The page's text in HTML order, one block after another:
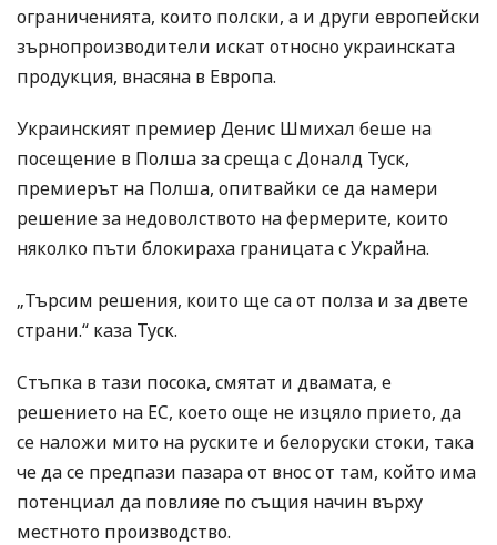
ограниченията, които полски, а и други европейски
зърнопроизводители искат относно украинската
продукция, внасяна в Европа.
Украинският премиер Денис Шмихал беше на
посещение в Полша за среща с Доналд Туск,
премиерът на Полша, опитвайки се да намери
решение за недоволството на фермерите, които
няколко пъти блокираха границата с Украйна.
„Търсим решения, които ще са от полза и за двете
страни.“ каза Туск.
Стъпка в тази посока, смятат и двамата, е
решението на ЕС, което още не изцяло прието, да
се наложи мито на руските и белоруски стоки, така
че да се предпази пазара от внос от там, който има
потенциал да повлияе по същия начин върху
местното производство.